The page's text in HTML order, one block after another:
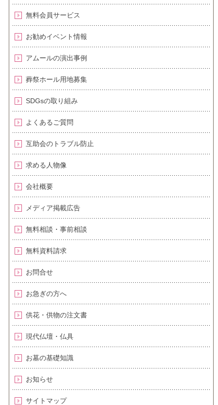
無料会員サービス
お勧めイベント情報
アムールの演出事例
葬祭ホール用地募集
SDGsの取り組み
よくあるご質問
互助会のトラブル防止
求める人物像
会社概要
メディア掲載広告
無料相談・事前相談
無料資料請求
お問合せ
お急ぎの方へ
供花・供物の注文書
現代仏壇・仏具
お墓の基礎知識
お知らせ
サイトマップ